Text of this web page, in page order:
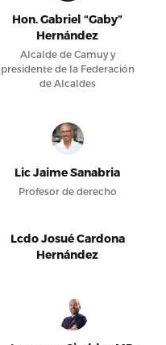
Hon. Gabriel “Gaby”
Hernández
Alcalde de Camuy y
presidente de la Federación
de Alcaldes
Lic Jaime Sanabria
Profesor de derecho
Lcdo Josué Cardona
Hernández